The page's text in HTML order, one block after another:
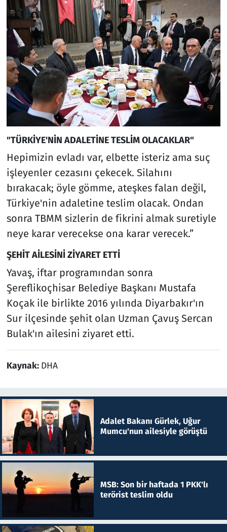
"TÜRKİYE'NİN ADALETİNE TESLİM OLACAKLAR"
Hepimizin evladı var, elbette isteriz ama suç
işleyenler cezasını çekecek. Silahını
bırakacak; öyle gömme, ateşkes falan değil,
Türkiye'nin adaletine teslim olacak. Ondan
sonra TBMM sizlerin de fikrini almak suretiyle
neye karar verecekse ona karar verecek.”
ŞEHİT AİLESİNİ ZİYARET ETTİ
Yavaş, iftar programından sonra
Şereflikoçhisar Belediye Başkanı Mustafa
Koçak ile birlikte 2016 yılında Diyarbakır'ın
Sur ilçesinde şehit olan Uzman Çavuş Sercan
Bulak'ın ailesini ziyaret etti.
Kaynak: DHA
Adalet Bakanı Gürlek, Uğur
Mumcu'nun ailesiyle görüştü
MSB: Son bir haftada 1 PKK'lı
terörist teslim oldu